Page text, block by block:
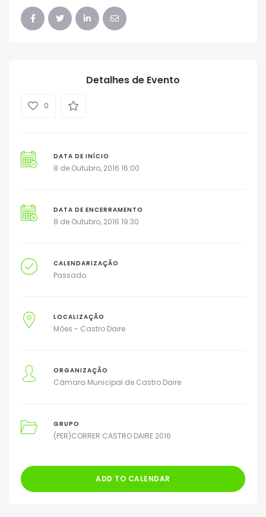
Detalhes de Evento
0
DATA DE INÍCIO
8 de Outubro, 2016 16:00
DATA DE ENCERRAMENTO
8 de Outubro, 2016 19:30
CALENDARIZAÇÃO
Passado
LOCALIZAÇÃO
Mões - Castro Daire
ORGANIZAÇÃO
Câmara Municipal de Castro Daire
GRUPO
(PER)CORRER CASTRO DAIRE 2016
ADD TO CALENDAR